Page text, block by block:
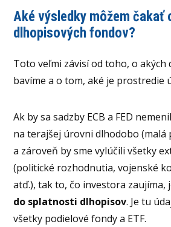
Aké výsledky môžem čakať
dlhopisových fondov?
Toto veľmi závisí od toho, o akých
bavíme a o tom, aké je prostredie
Ak by sa sadzby ECB a FED
na terajšej úrovni dlhodobo (malá
a zároveň by sme vylúčili všetky
(politické rozhodnutia, vojenské
atď.), tak to, čo investora zaujíma,
do splatnosti dlhopisov. Je tu
všetky podielové fondy a ETF.